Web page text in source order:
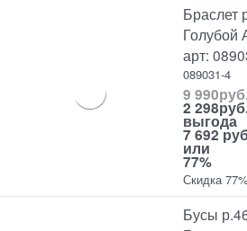
Браслет
Голубой
арт:
089031-4
9 990
2 298
выгода
7 692
или
77%
Скидка 77%
Бусы